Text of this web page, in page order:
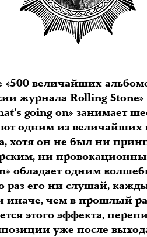
«500 величайших
журнала Rolling
going on» занимает
одним из величайших
хотя он не был ни
ни
обладает одним
раз его ни слушай,
иначе, чем в прошлый
этого эффекта,
уже после